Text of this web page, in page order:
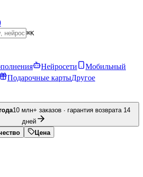
⌘K
Нейросети
Мобильный
Подарочные картыДругое
10 млн+ заказов · гарантия возврата 14
дней
Цена